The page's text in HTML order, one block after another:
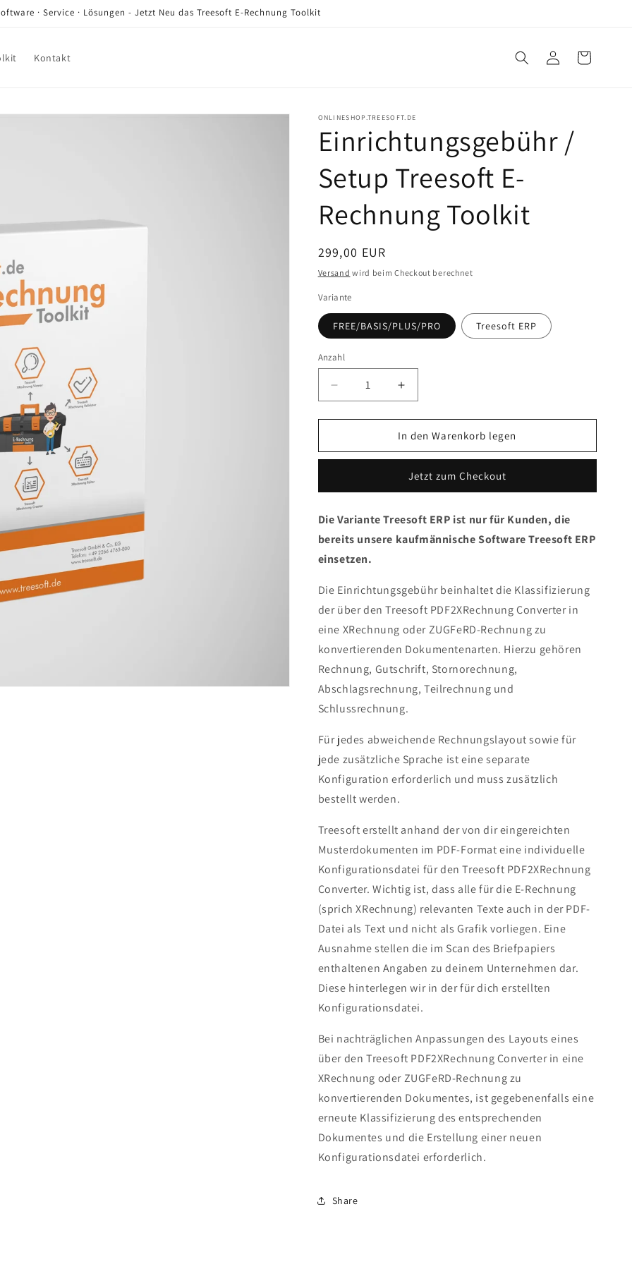
· Service · Lösungen - Jetzt Neu das Treesoft E-Rechnung Toolkit
Kontakt EinloggenWarenkorb
ONLINESHOP.TREESOFT.DE
Einrichtungsgebühr /
Setup Treesoft E-
Rechnung Toolkit
Normaler
Preis
299,00 EUR
Versand wird beim Checkout berechnet
Variante
FREE/BASIS/PLUS/PRO Treesoft ERP
Anzahl
Verringere
die
Menge
Einrichtungsgebühr
Treesoft
Rechnung
Toolkit
Erhöhe
die
Menge
für
Einrichtungsgebühr
Setup
Treesoft
Rechnung
Toolkit
In den Warenkorb legen
Jetzt zum Checkout
Die Variante Treesoft ERP ist nur für Kunden, die
bereits unsere kaufmännische Software Treesoft ERP
einsetzen.
Die Einrichtungsgebühr beinhaltet die Klassifizierung
der über den Treesoft PDF2XRechnung Converter in
eine XRechnung oder ZUGFeRD-Rechnung zu
konvertierenden Dokumentenarten. Hierzu gehören
Rechnung, Gutschrift, Stornorechnung,
Abschlagsrechnung, Teilrechnung und
Schlussrechnung.
Für jedes abweichende Rechnungslayout sowie für
jede zusätzliche Sprache ist eine separate
Konfiguration erforderlich und muss zusätzlich
bestellt werden.
Treesoft erstellt anhand der von dir eingereichten
Musterdokumenten im PDF-Format eine individuelle
Konfigurationsdatei für den Treesoft PDF2XRechnung
Converter. Wichtig ist, dass alle für die E-Rechnung
(sprich XRechnung) relevanten Texte auch in der PDF-
Datei als Text und nicht als Grafik vorliegen. Eine
Ausnahme stellen die im Scan des Briefpapiers
enthaltenen Angaben zu deinem Unternehmen dar.
Diese hinterlegen wir in der für dich erstellten
Konfigurationsdatei.
Bei nachträglichen Anpassungen des Layouts eines
über den Treesoft PDF2XRechnung Converter in eine
XRechnung oder ZUGFeRD-Rechnung zu
konvertierenden Dokumentes, ist gegebenenfalls eine
erneute Klassifizierung des entsprechenden
Dokumentes und die Erstellung einer neuen
Konfigurationsdatei erforderlich.
Share